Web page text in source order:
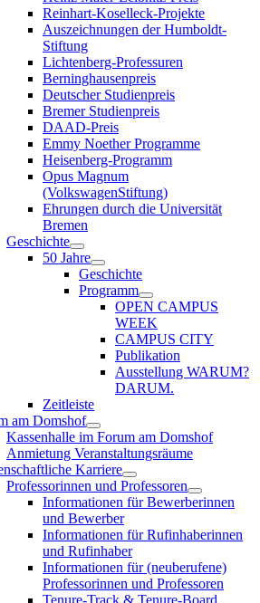
Reinhart-Koselleck-Projekte
Auszeichnungen der Humboldt-
Stiftung
Lichtenberg-Professuren
Berninghausenpreis
Deutscher Studienpreis
Bremer Studienpreis
DAAD-Preis
Emmy Noether Programme
Heisenberg-Programm
Opus Magnum
(VolkswagenStiftung)
Ehrungen durch die Universität
Bremen
Geschichte
50 Jahre
Geschichte
Programm
OPEN CAMPUS
WEEK
CAMPUS CITY
Publikation
Ausstellung WARUM?
DARUM.
Zeitleiste
am Domshof
Kassenhalle im Forum am Domshof
Anmietung Veranstaltungsräume
Karriere
Professorinnen und Professoren
Informationen für Bewerberinnen
und Bewerber
Informationen für Rufinhaberinnen
und Rufinhaber
Informationen für (neuberufene)
Professorinnen und Professoren
Tenure-Track & Tenure-Board